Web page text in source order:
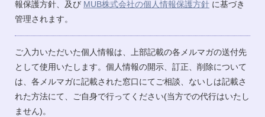
報保護方針、及び MUB株式会社の個人情報保護方針 に基づき
管理されます。
ご入力いただいた個人情報は、上部記載の各メルマガの送付先
として使用いたします。個人情報の開示、訂正、削除について
は、各メルマガに記載された窓口にてご相談、ないしは記載さ
れた方法にて、ご自身で行ってください(当方での代行はいたし
ません)。